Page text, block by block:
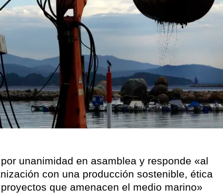
unanimidad en asamblea y responde «al
con una producción sostenible, ética
que amenacen el medio marino»